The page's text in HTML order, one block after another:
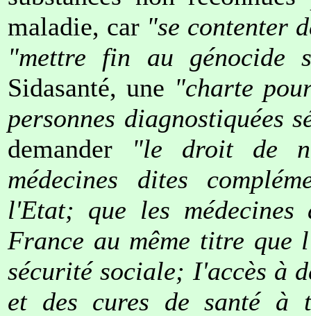
maladie, car "se contenter
"mettre fin au génocide
Sidasanté, une "charte
personnes diagnostiquées
demander "le droit de
médecines dites
l'Etat; que les médecines
France au même titre que
sécurité sociale; I'accès à
et des cures de santé à